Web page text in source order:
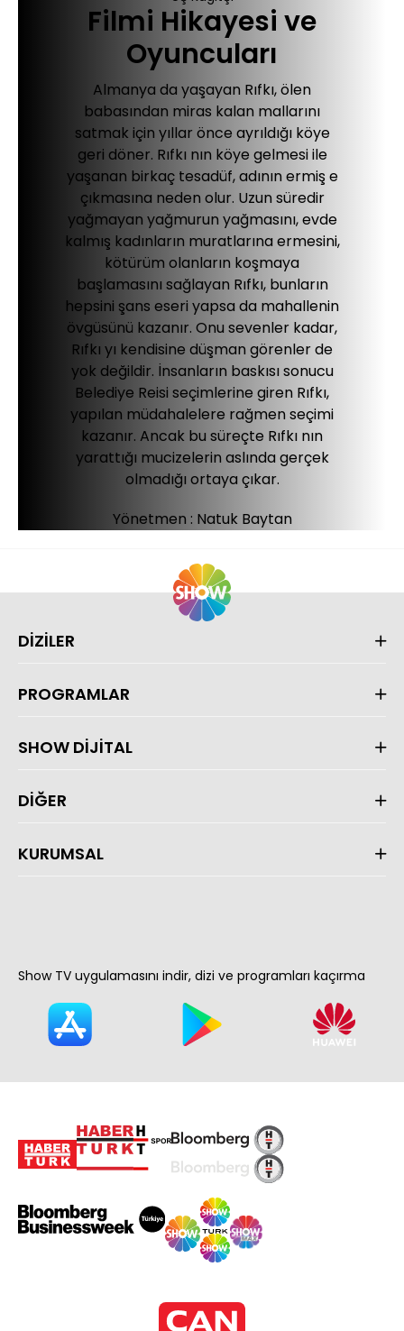
Filmi Hikayesi ve
Oyuncuları
Almanya da yaşayan Rıfkı, ölen
babasından miras kalan mallarını
satmak için yıllar önce ayrıldığı köye
geri döner. Rıfkı nın köye gelmesi ile
yaşanan birkaç tesadüf, adının ermiş e
çıkmasına neden olur. Uzun süredir
yağmayan yağmurun yağmasını, evde
kalmış kadınların muratlarına ermesini,
kötürüm olanların koşmaya
başlamasını sağlayan Rıfkı, bunların
hepsini şans eseri yapsa da mahallenin
övgüsünü kazanır. Onu sevenler kadar,
Rıfkı yı kendisine düşman görenler de
yok değildir. İnsanların baskısı sonucu
Belediye Reisi seçimlerine giren Rıfkı,
yapılan müdahalelere rağmen seçimi
kazanır. Ancak bu süreçte Rıfkı nın
yarattığı mucizelerin aslında gerçek
olmadığı ortaya çıkar.
Yönetmen : Natuk Baytan
DİZİLER
PROGRAMLAR
SHOW DİJİTAL
DİĞER
KURUMSAL
Show TV uygulamasını indir, dizi ve programları kaçırma